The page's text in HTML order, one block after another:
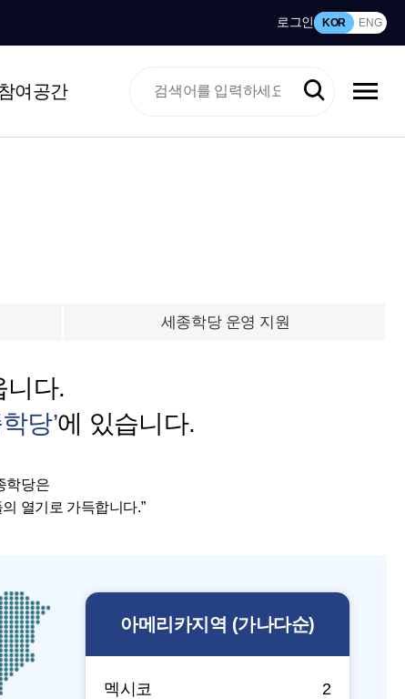
로그인 KOR ENG
여공간
세종학당 운영 지원
니다.
당’에 있습니다.
학당은
열기로 가득합니다.”
아메리카지역 (가나다순)
멕시코
2